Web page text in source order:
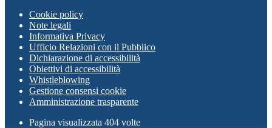
Cookie policy
Note legali
Informativa Privacy
Ufficio Relazioni con il Pubblico
Dichiarazione di accessibilità
Obiettivi di accessibilità
Whistleblowing
Gestione consensi cookie
Amministrazione trasparente
Pagina visualizzata 404 volte